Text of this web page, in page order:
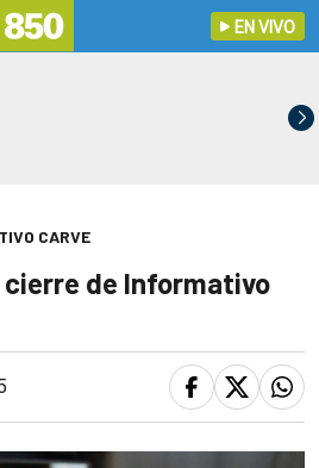
EN VIVO
CARVE
de Informativo